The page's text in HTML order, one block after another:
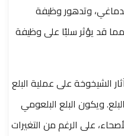
وتدهور وظيفة
قد يؤثر سلبًا على وظيفة
الشيخوخة على عملية البلع
ويكون البلع البلعومي
على الرغم من التغيرات